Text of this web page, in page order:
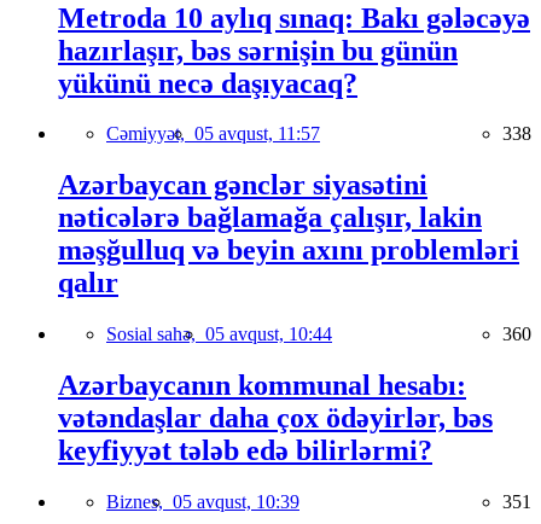
Metroda 10 aylıq sınaq: Bakı gələcəyə
hazırlaşır, bəs sərnişin bu günün
yükünü necə daşıyacaq?
Cəmiyyət, 05 avqust, 11:57 338
Azərbaycan gənclər siyasətini
nəticələrə bağlamağa çalışır, lakin
məşğulluq və beyin axını problemləri
qalır
Sosial sahə, 05 avqust, 10:44 360
Azərbaycanın kommunal hesabı:
vətəndaşlar daha çox ödəyirlər, bəs
keyfiyyət tələb edə bilirlərmi?
Biznes, 05 avqust, 10:39 351